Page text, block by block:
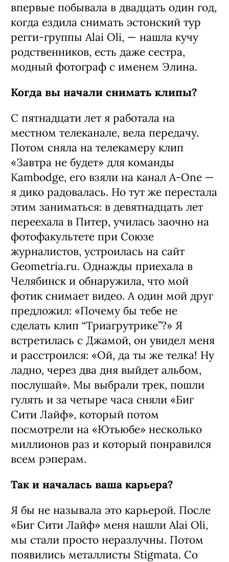
впервые побывала в двадцать один год,
когда ездила снимать эстонский тур
регги-группы Alai Oli, — нашла кучу
родственников, есть даже сестра,
модный фотограф с именем Элина.
Когда вы начали снимать клипы?
С пятнадцати лет я работала на
местном телеканале, вела передачу.
Потом сняла на телекамеру клип
«Завтра не будет» для команды
Kambodge, его взяли на канал A-One —
я дико радовалась. Но тут же перестала
этим заниматься: в девятнадцать лет
переехала в Питер, училась заочно на
фотофакультете при Союзе
журналистов, устроилась на сайт
Geometria.ru. Однажды приехала в
Челябинск и обнаружила, что мой
фотик снимает видео. А один мой друг
предложил: «Почему бы тебе не
сделать клип “Триагрутрике”?» Я
встретилась с Джамой, он увидел меня
и расстроился: «Ой, да ты же телка! Ну
ладно, через два дня выйдет альбом,
послушай». Мы выбрали трек, пошли
гулять и за четыре часа сняли «Биг
Сити Лайф», который потом
посмотрели на «Ютьюбе» несколько
миллионов раз и который понравился
всем рэперам.
Так и началась ваша карьера?
Я бы не называла это карьерой. После
«Биг Сити Лайф» меня нашли Alai Oli,
мы стали просто неразлучны. Потом
появились металлисты Stigmata. Со